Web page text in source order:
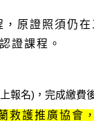
原證照須仍
證課程。
報名)， 完成繳費
救護推廣協會